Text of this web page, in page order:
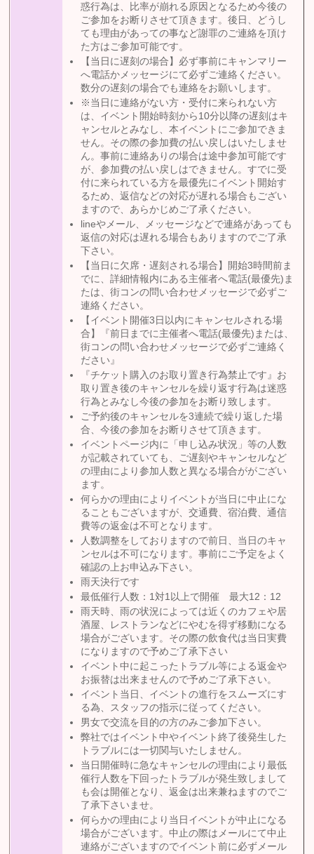
惑行為は、比率が崩れる原因となるため今後の
ご参加をお断りさせて頂きます。後日、どうし
ても理由があっての事など謝罪のご連絡を頂け
た方はご参加可能です。
【当日に遅刻の場合】必ず事前にキャンマリー
へ電話かメッセージにて必ずご連絡ください。
数分の遅刻の場合でも連絡をお願いします。
※当日に連絡がない方・受付に来られない方
は、イベント開始時刻から10分以降の遅刻はキ
ャンセルとみなし、本イベントにご参加できま
せん。その際の参加費の払い戻しはいたしませ
ん。事前に連絡ありの場合は途中参加可能です
が、参加費の払い戻しはできません。すでに受
付に来られている方を最優先にイベント開始す
るため、返信などの対応が遅れる場合もござい
ますので、あらかじめご了承ください。
lineやメール、メッセージなどで連絡があっても
返信の対応は遅れる場合もありますのでご了承
下さい。
【当日に欠席・遅刻される場合】開始3時間前ま
でに、詳細情報内にある主催者へ電話(最優先)ま
たは、街コンの問い合わせメッセージで必ずご
連絡ください。
【イベント開催3日以内にキャンセルされる場
合】『前日までに主催者へ電話(最優先)または、
街コンの問い合わせメッセージで必ずご連絡く
ださい』
『チケット購入のお取り置き行為禁止です』お
取り置き後のキャンセルを繰り返す行為は迷惑
行為とみなし今後の参加をお断り致します。
ご予約後のキャンセルを3連続で繰り返した場
合、今後の参加をお断りさせて頂きます。
イベントページ内に「申し込み状況」等の人数
が記載されていても、ご遅刻やキャンセルなど
の理由により参加人数と異なる場合ががござい
ます。
何らかの理由によりイベントが当日に中止にな
ることもございますが、交通費、宿泊費、通信
費等の返金は不可となります。
人数調整をしておりますので前日、当日のキャ
ンセルは不可になります。事前にご予定をよく
確認の上お申込み下さい。
雨天決行です
最低催行人数：1対1以上で開催 最大12：12
雨天時、雨の状況によっては近くのカフェや居
酒屋、レストランなどにやむを得ず移動になる
場合がございます。その際の飲食代は当日実費
になりますので予めご了承下さい
イベント中に起こったトラブル等による返金や
お振替は出来ませんので予めご了承下さい。
イベント当日、イベントの進行をスムーズにす
る為、スタッフの指示に従ってください。
男女で交流を目的の方のみご参加下さい。
弊社ではイベント中やイベント終了後発生した
トラブルには一切関与いたしません。
当日開催時に急なキャンセルの理由により最低
催行人数を下回ったトラブルが発生致しまして
も会は開催となり、返金は出来兼ねますのでご
了承下さいませ。
何らかの理由により当日イベントが中止になる
場合がございます。中止の際はメールにて中止
連絡がございますのでイベント前に必ずメール